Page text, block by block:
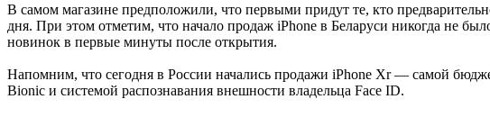
В самом магазине предположили, что первыми придут те, кто
дня. При этом отметим, что начало продаж iPhone в Беларуси никогда не
новинок в первые минуты после открытия.
Напомним, что сегодня в России начались продажи iPhone Xr — самой
Bionic и системой распознавания внешности владельца Face ID.